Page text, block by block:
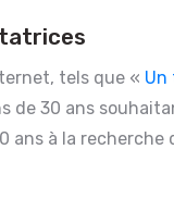
tels que « Un
de 30 ans
ans à la